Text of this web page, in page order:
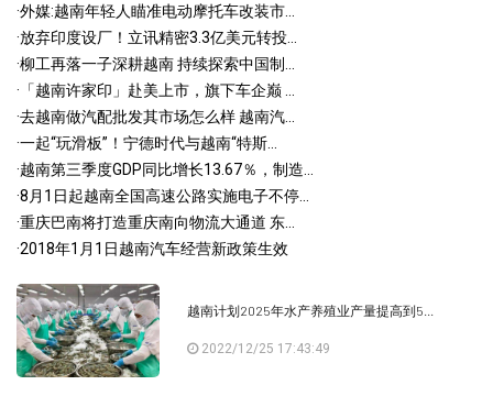
·外媒:越南年轻人瞄准电动摩托车改装市...
·放弃印度设厂！立讯精密3.3亿美元转投...
·柳工再落一子深耕越南 持续探索中国制...
· 「越南许家印」赴美上市，旗下车企巅 ...
·去越南做汽配批发其市场怎么样 越南汽...
·一起“玩滑板”！宁德时代与越南“特斯...
·越南第三季度GDP同比增长13.67％，制造...
·8月1日起越南全国高速公路实施电子不停...
·重庆巴南将打造重庆南向物流大通道 东...
·2018年1月1日越南汽车经营新政策生效
越南计划2025年水产养殖业产量提高到5...
2022/12/25 17:43:49